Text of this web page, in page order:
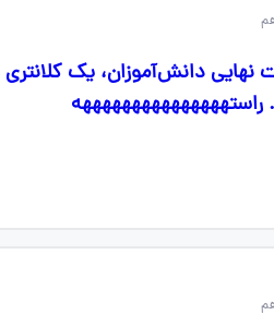
نهایی دانش‌آموزان، یک
راستهههههههههههههههه